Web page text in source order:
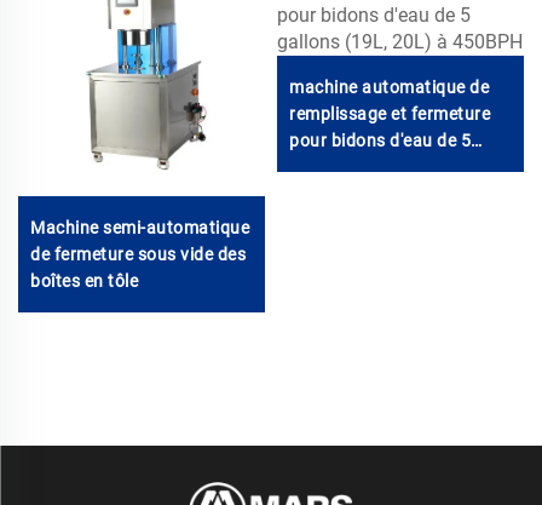
Machine semi-automatique
de fermeture sous vide des
boîtes en tôle
machine automatique de
remplissage et fermeture
pour bidons d'eau de 5